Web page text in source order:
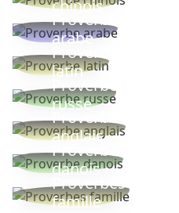
chinois
Proverbe
arabe
Proverbe
latin
Proverbe
russe
Proverbe
anglais
Proverbe
danois
Proverbes
famille